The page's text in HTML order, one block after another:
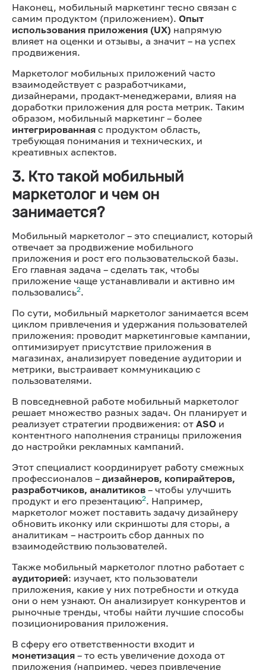
Наконец, мобильный маркетинг тесно связан с
самим продуктом (приложением). Опыт
использования приложения (UX) напрямую
влияет на оценки и отзывы, а значит – на успех
продвижения.
Маркетолог мобильных приложений часто
взаимодействует с разработчиками,
дизайнерами, продакт-менеджерами, влияя на
доработки приложения для роста метрик. Таким
образом, мобильный маркетинг – более
интегрированная с продуктом область,
требующая понимания и технических, и
креативных аспектов.
3. Кто такой мобильный
маркетолог и чем он
занимается?
Мобильный маркетолог – это специалист, который
отвечает за продвижение мобильного
приложения и рост его пользовательской базы.
Его главная задача – сделать так, чтобы
приложение чаще устанавливали и активно им
пользовались2.
По сути, мобильный маркетолог занимается всем
циклом привлечения и удержания пользователей
приложения: проводит маркетинговые кампании,
оптимизирует присутствие приложения в
магазинах, анализирует поведение аудитории и
метрики, выстраивает коммуникацию с
пользователями.
В повседневной работе мобильный маркетолог
решает множество разных задач. Он планирует и
реализует стратегии продвижения: от ASO и
контентного наполнения страницы приложения
до настройки рекламных кампаний.
Этот специалист координирует работу смежных
профессионалов – дизайнеров, копирайтеров,
разработчиков, аналитиков – чтобы улучшить
продукт и его презентацию2. Например,
маркетолог может поставить задачу дизайнеру
обновить иконку или скриншоты для сторы, а
аналитикам – настроить сбор данных по
взаимодействию пользователей.
Также мобильный маркетолог плотно работает с
аудиторией: изучает, кто пользователи
приложения, какие у них потребности и откуда
они о нем узнают. Он анализирует конкурентов и
рыночные тренды, чтобы найти лучшие способы
позиционирования приложения.
В сферу его ответственности входит и
монетизация – то есть увеличение дохода от
приложения (например, через привлечение